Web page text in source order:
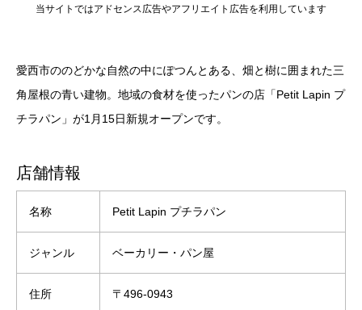
当サイトではアドセンス広告やアフリエイト広告を利用しています
愛西市ののどかな自然の中にぽつんとある、畑と樹に囲まれた三
角屋根の青い建物。地域の食材を使ったパンの店「Petit Lapin プ
チラパン」が1月15日新規オープンです。
店舗情報
名称 Petit Lapin プチラパン
ジャンル ベーカリー・パン屋
住所
〒496-0943